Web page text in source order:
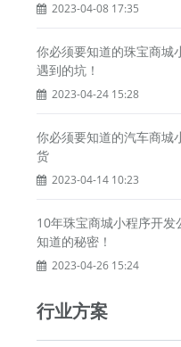
2023-04-08 17:35
你必须要知道的珠宝商城
遇到的坑！
2023-04-24 15:28
你必须要知道的汽车商城
货
2023-04-14 10:23
10年珠宝商城小程序开发
知道的秘密！
2023-04-26 15:24
行业方案